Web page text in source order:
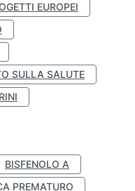
EUROPEI
SULLA SALUTE
BISFENOLO A
PREMATURO